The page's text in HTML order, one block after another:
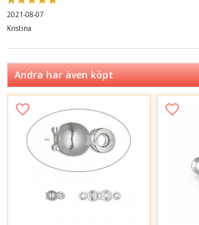
2021-08-07
Kristina
Andra har även köpt